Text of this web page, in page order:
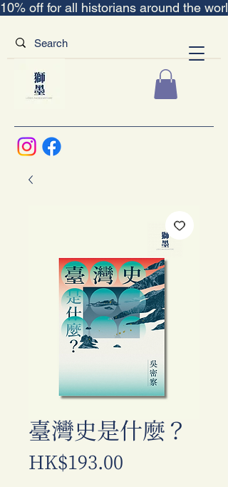
10% off for all historians around the
臺灣史是什麼？
HK$193.00